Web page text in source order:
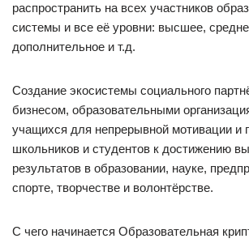
распространить на всех участников
системы и все её уровни: высшее,
дополнительное и т.д.
Создание экосистемы социального
бизнесом, образовательными
учащихся для непрерывной мотивации и
школьников и студентов к достижению
результатов в образовании, науке,
спорте, творчестве и волонтёрстве.
С чего начинается Образовательная